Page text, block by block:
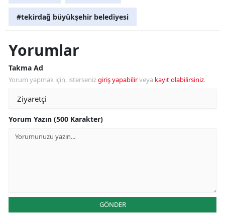
#tekirdağ büyükşehir belediyesi
Yorumlar
Takma Ad
Yorum yapmak için, istersenizgiriş yapabilirveya kayıt olabilirsiniz.
Yorum Yazın (500 Karakter)
GÖNDER